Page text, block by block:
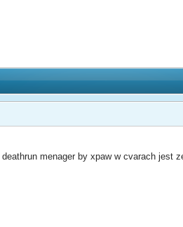
menager by xpaw w cvarach